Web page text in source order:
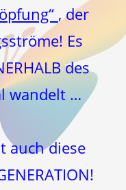
, der
Es
des
wandelt …
auch diese